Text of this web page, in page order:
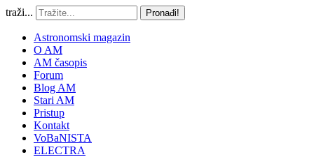
traži... Pronađi!
Astronomski magazin
O AM
AM časopis
Forum
Blog AM
Stari AM
Pristup
Kontakt
VoBaNISTA
ELECTRA